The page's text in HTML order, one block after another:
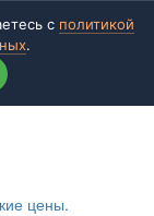
с политикой
.
цены.